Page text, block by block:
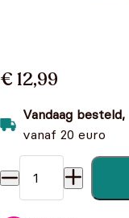
€ 12,99
Vandaag
vanaf 20 euro
Nachtmerries 2 - De